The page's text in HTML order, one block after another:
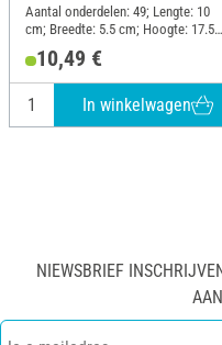
Aantal onderdelen: 49; Lengte: 10
cm; Breedte: 5.5 cm; Hoogte: 17.5
cm; Materiaal: Papier
10,49 €
In winkelwagen
NIEWSBRIEF